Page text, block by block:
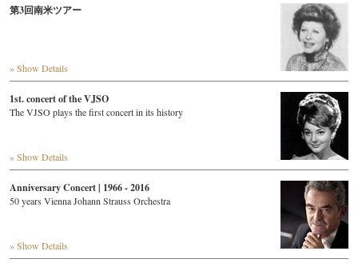
第3回南米ツアー
» Show Details
1st. concert of the VJSO
The VJSO plays the first concert in its history
» Show Details
Anniversary Concert | 1966 - 2016
50 years Vienna Johann Strauss Orchestra
» Show Details